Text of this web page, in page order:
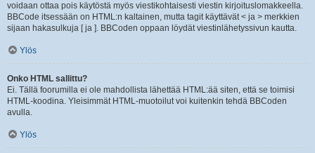
voidaan ottaa pois käytöstä myös viestikohtaisesti viestin kirjoituslomakkeella.
BBCode itsessään on HTML:n kaltainen, mutta tagit käyttävät < ja > merkkien
sijaan hakasulkuja [ ja ]. BBCoden oppaan löydät viestinlähetyssivun kautta.
Ylös
Onko HTML sallittu?
Ei. Tällä foorumilla ei ole mahdollista lähettää HTML:ää siten, että se toimisi
HTML-koodina. Yleisimmät HTML-muotoilut voi kuitenkin tehdä BBCoden
avulla.
Ylös